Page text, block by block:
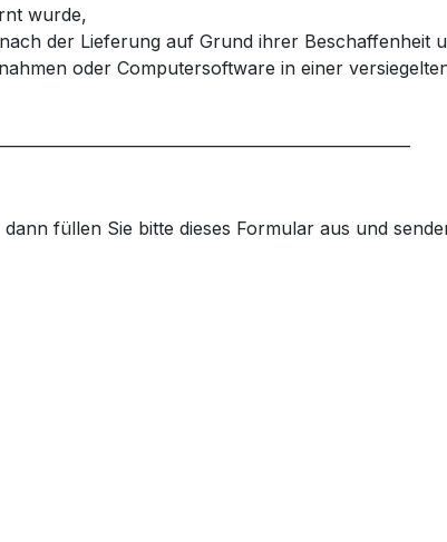
wurde,
der Lieferung auf Grund ihrer Beschaffenheit
oder Computersoftware in einer
füllen Sie bitte dieses Formular aus und